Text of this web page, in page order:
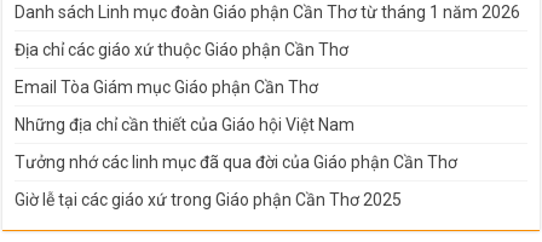
Danh sách Linh mục đoàn Giáo phận Cần Thơ từ tháng 1 năm 2026
Địa chỉ các giáo xứ thuộc Giáo phận Cần Thơ
Email Tòa Giám mục Giáo phận Cần Thơ
Những địa chỉ cần thiết của Giáo hội Việt Nam
Tưởng nhớ các linh mục đã qua đời của Giáo phận Cần Thơ
Giờ lễ tại các giáo xứ trong Giáo phận Cần Thơ 2025